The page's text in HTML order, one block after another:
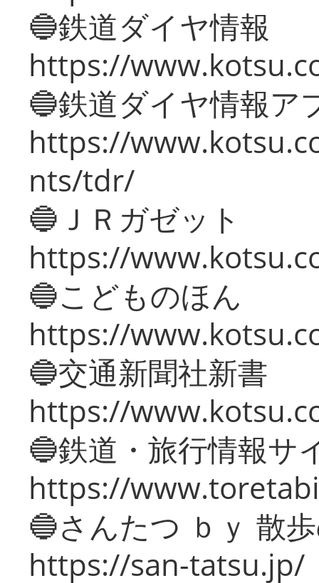
🔵鉄道ダイヤ情報
https://
🔵鉄道ダイヤ情報ア
https://
nts/tdr/
🔵ＪＲガゼット
https://
🔵こどものほん
https://
🔵交通新聞社新書
https://
🔵鉄道・旅行情報サ
https://
🔵さんたつ ｂｙ 散
https://san-tatsu.jp/